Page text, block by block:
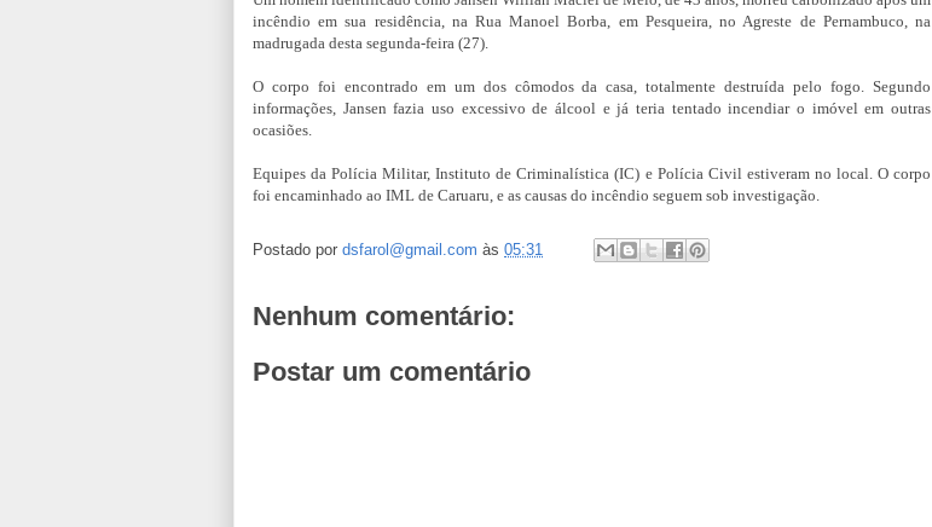
incêndio em sua residência, na Rua Manoel Borba, em Pesqueira, no Agreste de Pernambuco, na
madrugada desta segunda-feira (27).
O corpo foi encontrado em um dos cômodos da casa, totalmente destruída pelo fogo. Segundo
informações, Jansen fazia uso excessivo de álcool e já teria tentado incendiar o imóvel em outras
ocasiões.
Equipes da Polícia Militar, Instituto de Criminalística (IC) e Polícia Civil estiveram no local. O corpo
foi encaminhado ao IML de Caruaru, e as causas do incêndio seguem sob investigação.
Postado por dsfarol@gmail.com às 05:31
Nenhum comentário:
Postar um comentário